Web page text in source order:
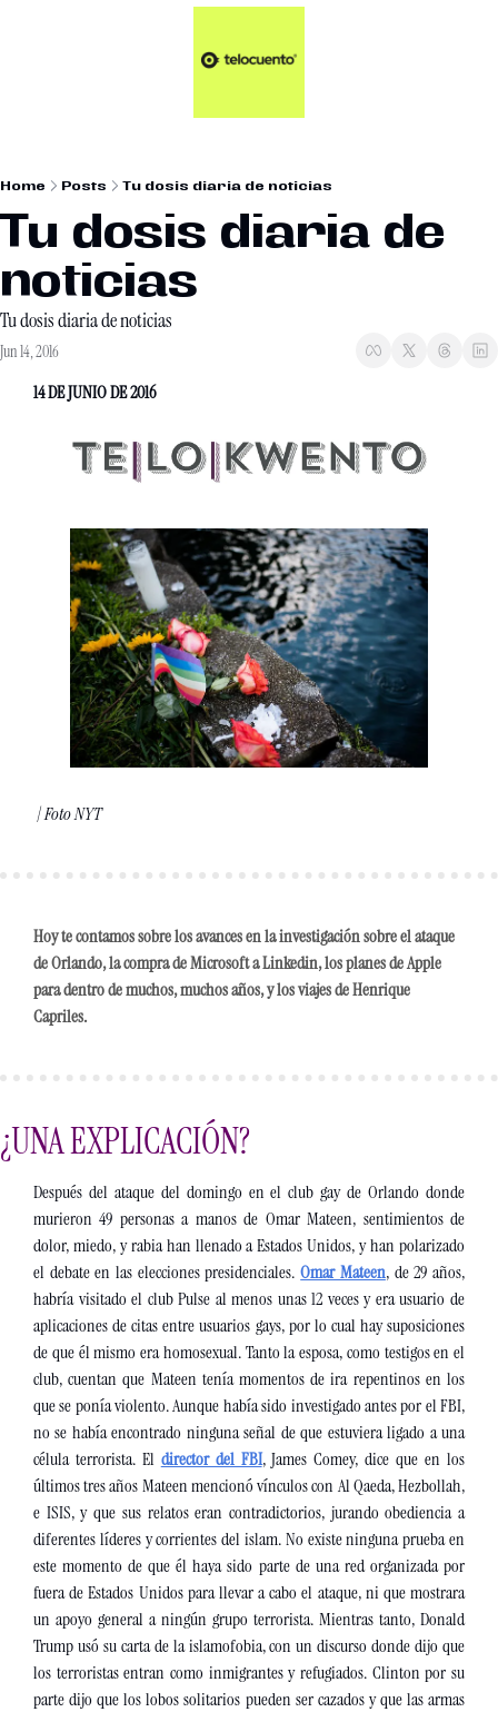
Artículos 📑
Plus 💎
Entretenimiento🥤
Home Posts Tu dosis diaria de noticias
Tu dosis diaria de
noticias
Tu dosis diaria de noticias
Jun 14, 2016
14 DE JUNIO DE 2016
| Foto NYT
Hoy te contamos sobre los avances en la investigación sobre el ataque
de Orlando, la compra de Microsoft a Linkedin, los planes de Apple
para dentro de muchos, muchos años, y los viajes de Henrique
Capriles.
¿UNA EXPLICACIÓN?
Después del ataque del domingo en el club gay de Orlando donde
murieron 49 personas a manos de Omar Mateen, sentimientos de
dolor, miedo, y rabia han llenado a Estados Unidos, y han polarizado
el debate en las elecciones presidenciales. Omar Mateen, de 29 años,
habría visitado el club Pulse al menos unas 12 veces y era usuario de
aplicaciones de citas entre usuarios gays, por lo cual hay suposiciones
de que él mismo era homosexual. Tanto la esposa, como testigos en el
club, cuentan que Mateen tenía momentos de ira repentinos en los
que se ponía violento. Aunque había sido investigado antes por el FBI,
no se había encontrado ninguna señal de que estuviera ligado a una
célula terrorista. El director del FBI, James Comey, dice que en los
últimos tres años Mateen mencionó vínculos con Al Qaeda, Hezbollah,
e ISIS, y que sus relatos eran contradictorios, jurando obediencia a
diferentes líderes y corrientes del islam. No existe ninguna prueba en
este momento de que él haya sido parte de una red organizada por
fuera de Estados Unidos para llevar a cabo el ataque, ni que mostrara
un apoyo general a ningún grupo terrorista. Mientras tanto, Donald
Trump usó su carta de la islamofobia, con un discurso donde dijo que
los terroristas entran como inmigrantes y refugiados. Clinton por su
parte dijo que los lobos solitarios pueden ser cazados y que las armas